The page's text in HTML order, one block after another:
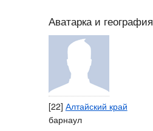
Аватарка и география
[22] Алтайский край
барнаул